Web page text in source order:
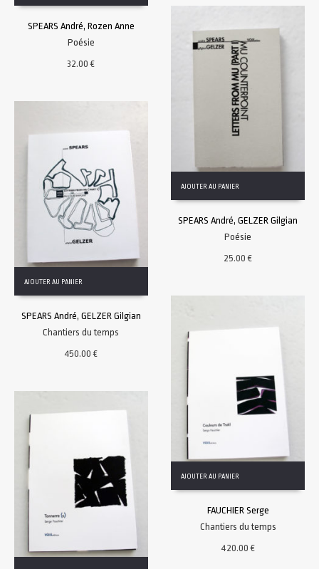
SPEARS André, Rozen Anne
Poésie
32.00€
AJOUTER AU PANIER
SPEARS André, GELZER Gilgian
Poésie
25.00€
AJOUTER AU PANIER
SPEARS André, GELZER Gilgian
Chantiers du temps
450.00€
AJOUTER AU PANIER
FAUCHIER Serge
Chantiers du temps
420.00€